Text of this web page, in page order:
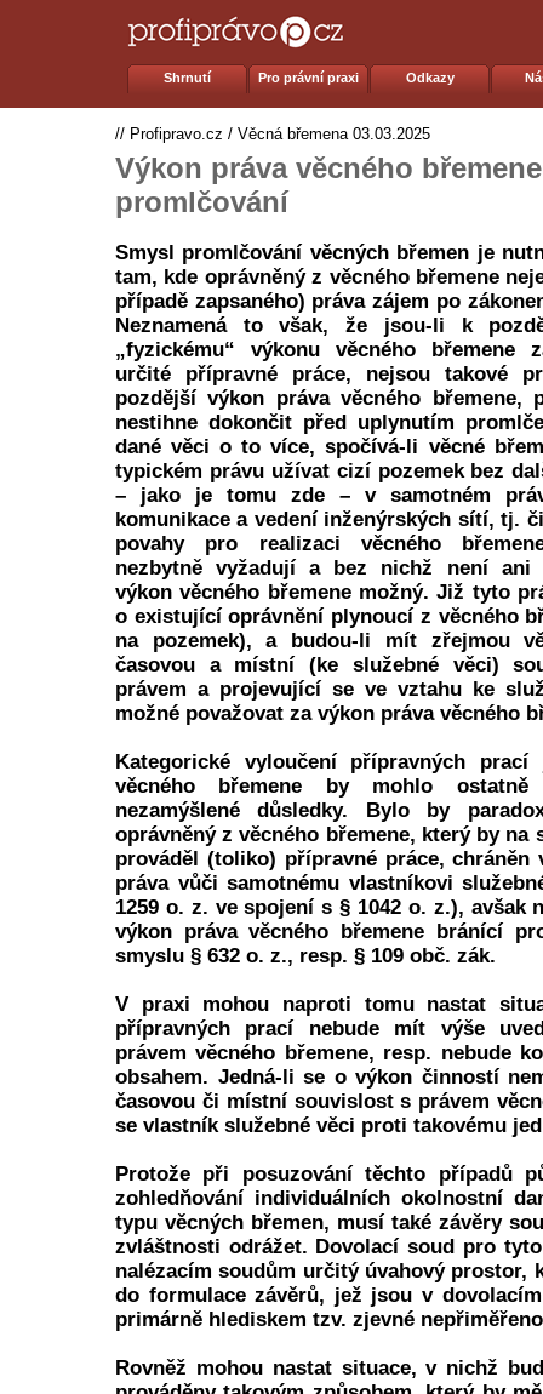
Shrnutí Pro právní praxi Odkazy
// Profipravo.cz / Věcná břemena03.03.2025
Výkon práva věcného
promlčování
Smysl promlčování věcných břemen je
tam, kde oprávněný z věcného břemene
případě zapsaného) práva zájem po
Neznamená to však, že jsou-li k
„fyzickému“ výkonu věcného břemene
určité přípravné práce, nejsou takové
pozdější výkon práva věcného břemene,
nestihne dokončit před uplynutím
dané věci o to více, spočívá-li věcné
typickém právu užívat cizí pozemek bez
– jako je tomu zde – v samotném
komunikace a vedení inženýrských sítí, tj.
povahy pro realizaci věcného
nezbytně vyžadují a bez nichž není ani
výkon věcného břemene možný. Již tyto
o existující oprávnění plynoucí z věcného
na pozemek), a budou-li mít zřejmou
časovou a místní (ke služebné věci)
právem a projevující se ve vztahu ke
možné považovat za výkon práva věcného
Kategorické vyloučení přípravných
věcného břemene by mohlo ostatně
nezamýšlené důsledky. Bylo by
oprávněný z věcného břemene, který by na
prováděl (toliko) přípravné práce, chráněn
práva vůči samotnému vlastníkovi
1259 o. z. ve spojení s § 1042 o. z.), avšak
výkon práva věcného břemene bránící
smyslu § 632 o. z., resp. § 109 obč. zák.
V praxi mohou naproti tomu nastat
přípravných prací nebude mít výše
právem věcného břemene, resp. nebude
obsahem. Jedná-li se o výkon činností
časovou či místní souvislost s právem
se vlastník služebné věci proti takovému
Protože při posuzování těchto případů
zohledňování individuálních okolnostní
typu věcných břemen, musí také závěry
zvláštnosti odrážet. Dovolací soud pro
nalézacím soudům určitý úvahový prostor,
do formulace závěrů, jež jsou v
primárně hlediskem tzv. zjevné
Rovněž mohou nastat situace, v nichž